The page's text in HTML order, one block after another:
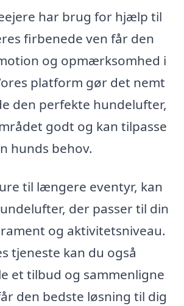
har brug for hjælp til
firbenede ven får den
og opmærksomhed i
platform gør det nemt
den perfekte hundelufter,
godt og kan tilpasse
hunds behov.
til længere eventyr, kan
der passer til din
og aktivitetsniveau.
tjeneste kan du også
et tilbud og sammenligne
den bedste løsning til dig